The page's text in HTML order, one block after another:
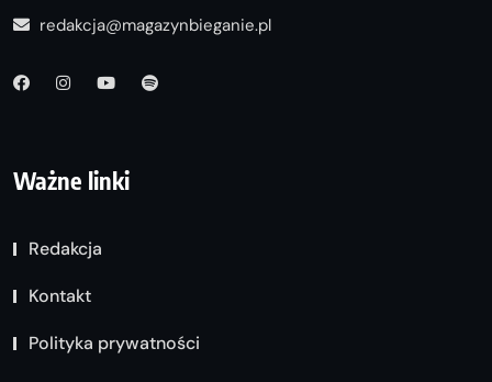
redakcja@magazynbieganie.pl
Ważne linki
Redakcja
Kontakt
Polityka prywatności